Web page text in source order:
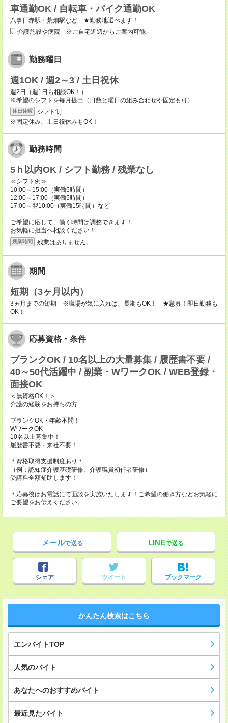
車通勤OK / 自転車・バイク通勤OK
八事日赤駅・荒畑駅など ★勤務地選べます！
介護施設や病院 ※ご自宅近辺からご案内可能
勤務曜日
週1OK / 週2～3 / 土日祝休
週2日（週1日も相談OK！）
※希望のシフトを毎月提出（日数と曜日の組み合わせや固定も可）
休日休暇
シフト制
※固定休み、土日祝休みもOK！
勤務時間
5ｈ以内OK / シフト勤務 / 残業なし
≪シフト例≫
10:00～15:00（実働5時間）
12:00～17:00（実働5時間）
17:00～翌10:00（実働15時間）など
ご希望に応じて、働く時間は調整できます！
お気軽に担当へ相談ください！
残業時間 残業はありません。
期間
短期（3ヶ月以内）
3ヵ月までの短期 ※職場が気に入れば、長期もOK！ ★急募！即日勤務も
OK！
応募資格・条件
ブランクOK / 10名以上の大量募集 / 履歴書不要 /
40～50代活躍中 / 副業・WワークOK / WEB登録・
面接OK
＜無資格OK！＞
介護の経験をお持ちの方
ブランクOK・年齢不問！
WワークOK
10名以上募集中！
履歴書不要・来社不要！
＊資格取得支援制度あり＊
（例：認知症介護基礎研修、介護職員初任者研修）
受講料全額補助します！
＊応募後はお電話にて面談を実施いたします！ご希望の働き方などお気軽に
ご要望をお伝えください。
メールで送る LINEで送る
シェア ツイート ブックマーク
かんたん検索はこちら
エンバイトTOP
人気のバイト
あなたへのおすすめバイト
最近見たバイト